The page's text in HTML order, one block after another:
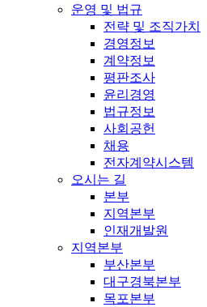
운영 및 법규
전략 및 조직가치
경영정보
계약정보
평판조사
윤리경영
법규정보
사회공헌
채용
전자계약시스템
오시는 길
본부
지역본부
인재개발원
지역본부
부산본부
대구경북본부
목포본부